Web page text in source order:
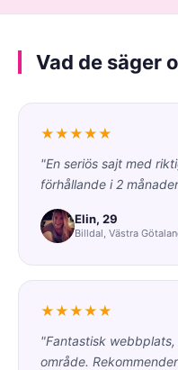
Vad de säger
★★★★★
"En seriös sajt med
förhållande i 2
Elin, 29
Billdal, Västra
★★★★★
"Fantastisk
område.